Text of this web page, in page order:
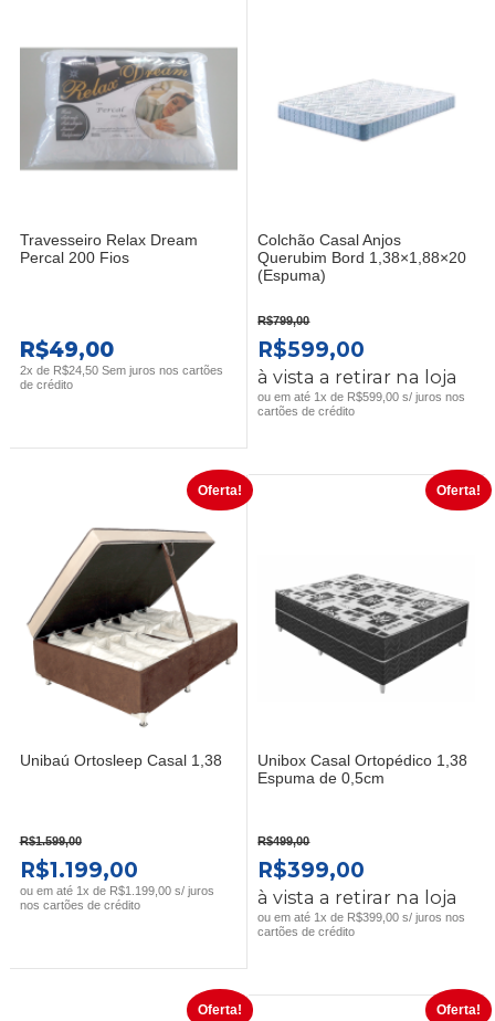
Travesseiro Relax Dream
Percal 200 Fios
R$49,00
2x de R$24,50 Sem juros nos cartões
de crédito
Colchão Casal Anjos
Querubim Bord 1,38×1,88×20
(Espuma)
R$799,00
O
PREÇO
ORIGINAL
R$599,00
PREÇO
ATUAL
à vista a retirar na loja
ou em até 1x de R$599,00 s/ juros nos
cartões de crédito
Oferta!
Unibaú Ortosleep Casal 1,38
R$1.599,00
O
PREÇO
R$1.599,00.
R$1.199,00O
PREÇO
R$1.199,00.
ou em até 1x de R$1.199,00 s/ juros
nos cartões de crédito
Oferta!
Unibox Casal Ortopédico 1,38
Espuma de 0,5cm
R$499,00
O
PREÇO
ORIGINAL
R$399,00
PREÇO
ATUAL
à vista a retirar na loja
ou em até 1x de R$399,00 s/ juros nos
cartões de crédito
Oferta! Oferta!